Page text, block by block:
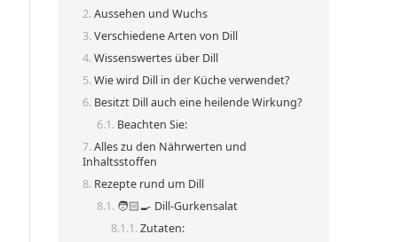
Aussehen und Wuchs
Verschiedene Arten von Dill
Wissenswertes über Dill
Wie wird Dill in der Küche verwendet?
Besitzt Dill auch eine heilende Wirkung?
Beachten Sie:
Alles zu den Nährwerten und
Inhaltsstoffen
Rezepte rund um Dill
🧑🏻‍🍳 Dill-Gurkensalat
Zutaten: